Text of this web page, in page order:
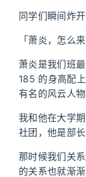
同学们瞬间炸开
「萧炎，怎么
萧炎是我们班
185 的身高配
有名的风云人物
我和他在大学
社团，他是部长
那时候我们关
的关系也就渐渐